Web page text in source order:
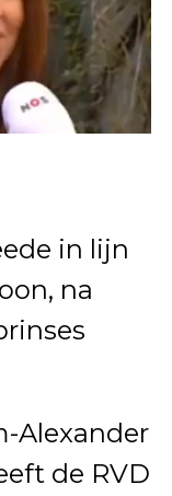
in lijn
na
Alexander
de RVD